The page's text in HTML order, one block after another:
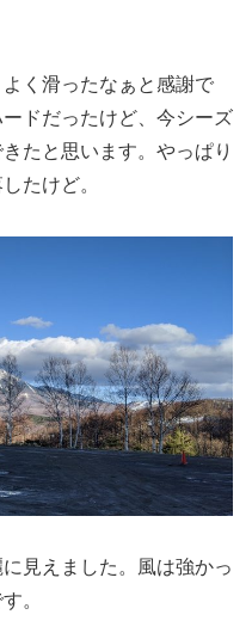
く滑ったなぁと感謝で
ドだったけど、今シーズ
たと思います。やっぱり
たけど。
見えました。風は強かっ
。